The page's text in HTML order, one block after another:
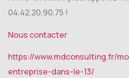
04.42.20.90.75 !
Nous contacter
https://www.mdconsulting.fr/
entreprise-dans-le-13/